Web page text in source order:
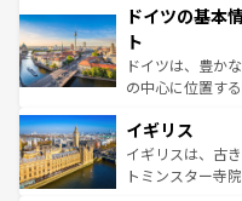
せる。地方によ
ンテンツ一覧 を
で、幅広い魅力
聖堂、美しいビ
から魅了する。
れ、フランス料
香り高いラベン
らに、パリ以外
も豊かな歴史と
ドイツの基本
ト
ドイツは、豊か
の中心に位置す
顔を持つこの国
ルリンの文化的
してライン川沿
イギリス
イギリスは、古
トミンスター寺